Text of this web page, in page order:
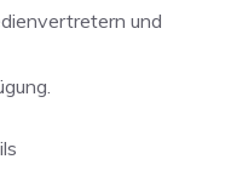
und